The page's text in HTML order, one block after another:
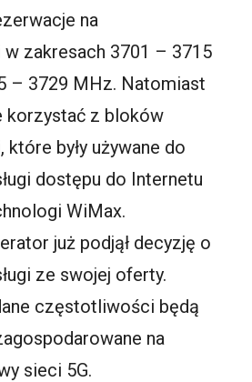
na
zakresach 3701 – 3715
– 3729 MHz. Natomiast
korzystać z bloków
były używane do
dostępu do Internetu
WiMax.
już podjął decyzję o
ze swojej oferty.
częstotliwości będą
na
sieci 5G.